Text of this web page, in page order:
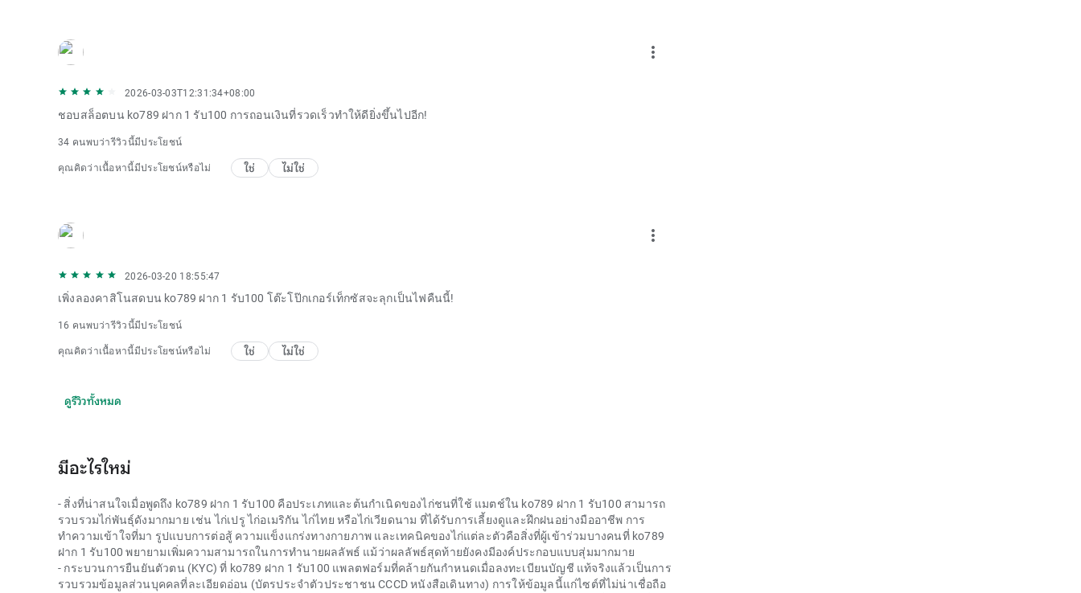
more_vert
2026-03-03T12:31:34+08:00
ชอบสล็อตบน ko789 ฝาก 1 รับ100 การถอนเงินที่รวดเร็วทำให้ดียิ่งขึ้นไปอีก!
34 คนพบว่ารีวิวนี้มีประโยชน์
คุณคิดว่าเนื้อหานี้มีประโยชน์หรือไม่ ใช่ ไม่ใช่
more_vert
2026-03-20 18:55:47
เพิ่งลองคาสิโนสดบน ko789 ฝาก 1 รับ100 โต๊ะโป๊กเกอร์เท็กซัสจะลุกเป็นไฟคืนนี้!
16 คนพบว่ารีวิวนี้มีประโยชน์
คุณคิดว่าเนื้อหานี้มีประโยชน์หรือไม่ ใช่ ไม่ใช่
ดูรีวิวทั้งหมด
มีอะไรใหม่
- สิ่งที่น่าสนใจเมื่อพูดถึง ko789 ฝาก 1 รับ100 คือประเภทและต้นกำเนิดของไก่ชนที่ใช้ แมตช์ใน ko789 ฝาก 1 รับ100 สามารถ
รวบรวมไก่พันธุ์ดังมากมาย เช่น ไก่เปรู ไก่อเมริกัน ไก่ไทย หรือไก่เวียดนาม ที่ได้รับการเลี้ยงดูและฝึกฝนอย่างมืออาชีพ การ
ทำความเข้าใจที่มา รูปแบบการต่อสู้ ความแข็งแกร่งทางกายภาพ และเทคนิคของไก่แต่ละตัวคือสิ่งที่ผู้เข้าร่วมบางคนที่ ko789
ฝาก 1 รับ100 พยายามเพิ่มความสามารถในการทำนายผลลัพธ์ แม้ว่าผลลัพธ์สุดท้ายยังคงมีองค์ประกอบแบบสุ่มมากมาย
- กระบวนการยืนยันตัวตน (KYC) ที่ ko789 ฝาก 1 รับ100 แพลตฟอร์มที่คล้ายกันกำหนดเมื่อลงทะเบียนบัญชี แท้จริงแล้วเป็นการ
รวบรวมข้อมูลส่วนบุคคลที่ละเอียดอ่อน (บัตรประจำตัวประชาชน CCCD หนังสือเดินทาง) การให้ข้อมูลนี้แก่ไซต์ที่ไม่น่าเชื่อถือ